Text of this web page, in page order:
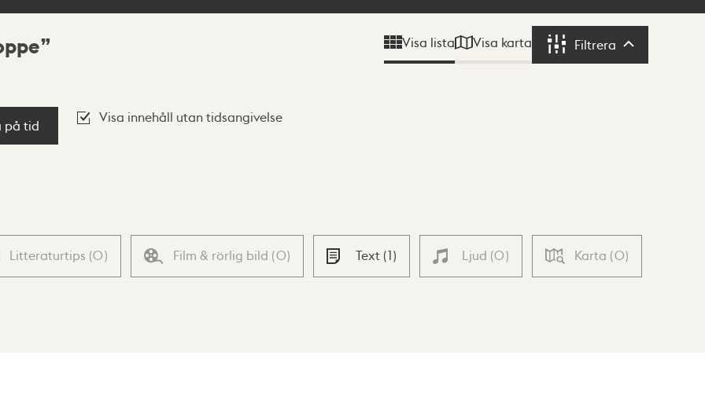
Visa lista Visa karta Filtrera Filtrera
på tid
Visa innehåll utan tidsangivelse
Litteraturtips (0) Film & rörlig bild (0) Text (1) Ljud (0) Karta (0)